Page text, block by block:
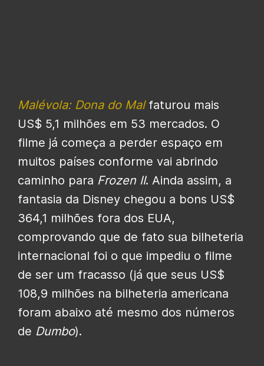
Malévola: Dona do Malfaturou mais
US$ 5,1 milhões em 53 mercados. O
filme já começa a perder espaço em
muitos países conforme vai abrindo
caminho para Frozen II. Ainda assim, a
fantasia da Disney chegou a bons US$
364,1 milhões fora dos EUA,
comprovando que de fato sua bilheteria
internacional foi o que impediu o filme
de ser um fracasso (já que seus US$
108,9 milhões na bilheteria americana
foram abaixo até mesmo dos números
de Dumbo).